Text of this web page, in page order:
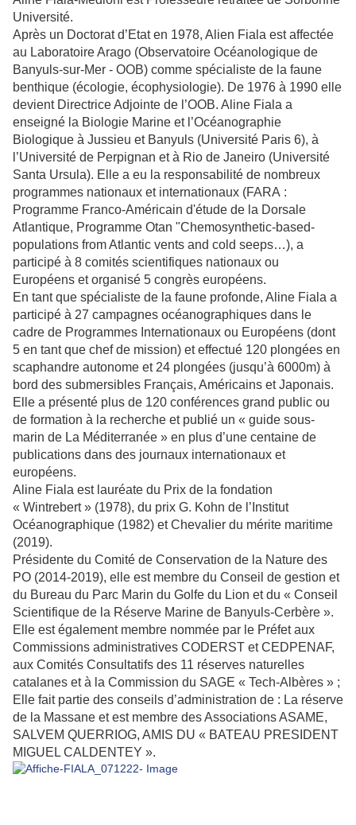
Université.
Après un Doctorat d’Etat en 1978, Alien Fiala est affectée
au Laboratoire Arago (Observatoire Océanologique de
Banyuls-sur-Mer - OOB) comme spécialiste de la faune
benthique (écologie, écophysiologie). De 1976 à 1990 elle
devient Directrice Adjointe de l’OOB. Aline Fiala a
enseigné la Biologie Marine et l’Océanographie
Biologique à Jussieu et Banyuls (Université Paris 6), à
l’Université de Perpignan et à Rio de Janeiro (Université
Santa Ursula). Elle a eu la responsabilité de nombreux
programmes nationaux et internationaux (FARA :
Programme Franco-Américain d'étude de la Dorsale
Atlantique, Programme Otan "Chemosynthetic-based-
populations from Atlantic vents and cold seeps…), a
participé à 8 comités scientifiques nationaux ou
Européens et organisé 5 congrès européens.
En tant que spécialiste de la faune profonde, Aline Fiala a
participé à 27 campagnes océanographiques dans le
cadre de Programmes Internationaux ou Européens (dont
5 en tant que chef de mission) et effectué 120 plongées en
scaphandre autonome et 24 plongées (jusqu’à 6000m) à
bord des submersibles Français, Américains et Japonais.
Elle a présenté plus de 120 conférences grand public ou
de formation à la recherche et publié un « guide sous-
marin de La Méditerranée » en plus d’une centaine de
publications dans des journaux internationaux et
européens.
Aline Fiala est lauréate du Prix de la fondation
« Wintrebert » (1978), du prix G. Kohn de l’Institut
Océanographique (1982) et Chevalier du mérite maritime
(2019).
Présidente du Comité de Conservation de la Nature des
PO (2014-2019), elle est membre du Conseil de gestion et
du Bureau du Parc Marin du Golfe du Lion et du « Conseil
Scientifique de la Réserve Marine de Banyuls-Cerbère ».
Elle est également membre nommée par le Préfet aux
Commissions administratives CODERST et CEDPENAF,
aux Comités Consultatifs des 11 réserves naturelles
catalanes et à la Commission du SAGE « Tech-Albères » ;
Elle fait partie des conseils d’administration de : La réserve
de la Massane et est membre des Associations ASAME,
SALVEM QUERRIOG, AMIS DU « BATEAU PRESIDENT
MIGUEL CALDENTEY ».